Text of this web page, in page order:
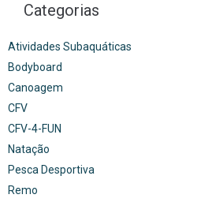
Categorias
Atividades Subaquáticas
Bodyboard
Canoagem
CFV
CFV-4-FUN
Natação
Pesca Desportiva
Remo